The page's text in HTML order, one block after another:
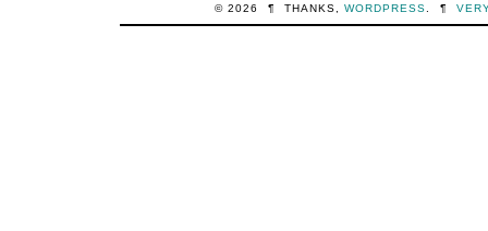
© 2026 ¶ THANKS, WORDPRESS. ¶